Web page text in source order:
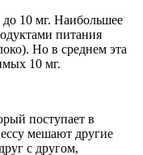
до 10 мг. Наибольшее
питания
Но в среднем эта
10 мг.
поступает в
мешают другие
с другом,